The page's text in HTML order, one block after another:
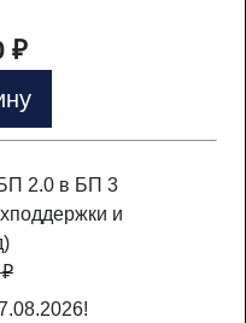
₽
2.0 в БП 3
и
₽